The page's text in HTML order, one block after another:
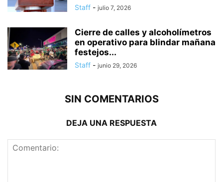
Staff - julio 7, 2026
Cierre de calles y alcoholímetros
en operativo para blindar mañana
festejos...
Staff - junio 29, 2026
SIN COMENTARIOS
DEJA UNA RESPUESTA